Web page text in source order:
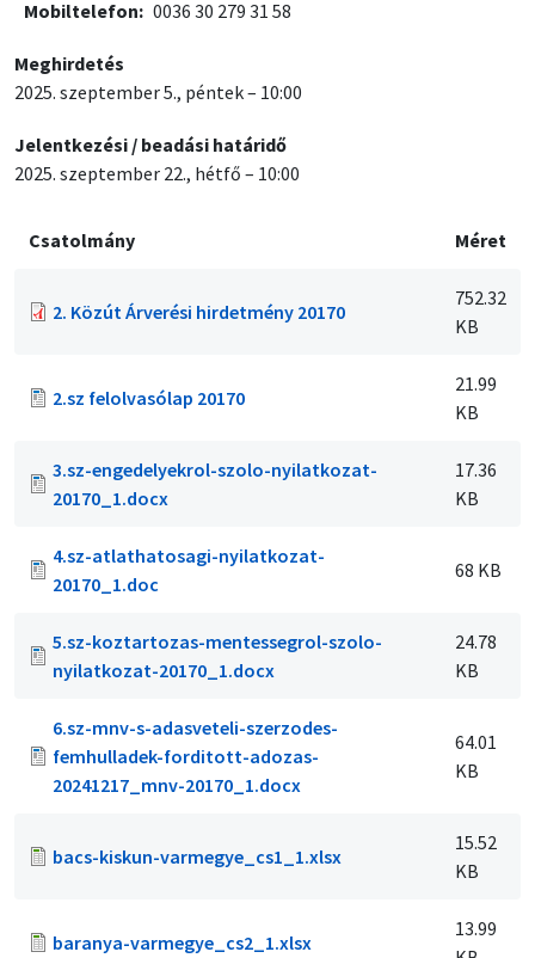
Mobiltelefon 0036 30 279 31 58
Meghirdetés
2025. szeptember 5., péntek – 10:00
Jelentkezési / beadási határidő
2025. szeptember 22., hétfő – 10:00
Csatolmány Méret
2. Közút Árverési hirdetmény 20170
752.32
KB
2.sz felolvasólap 20170
21.99
KB
3.sz-engedelyekrol-szolo-nyilatkozat-
20170_1.docx
17.36
KB
4.sz-atlathatosagi-nyilatkozat-
20170_1.doc
68 KB
5.sz-koztartozas-mentessegrol-szolo-
nyilatkozat-20170_1.docx
24.78
KB
6.sz-mnv-s-adasveteli-szerzodes-
femhulladek-forditott-adozas-
20241217_mnv-20170_1.docx
64.01
KB
bacs-kiskun-varmegye_cs1_1.xlsx
15.52
KB
baranya-varmegye_cs2_1.xlsx
13.99